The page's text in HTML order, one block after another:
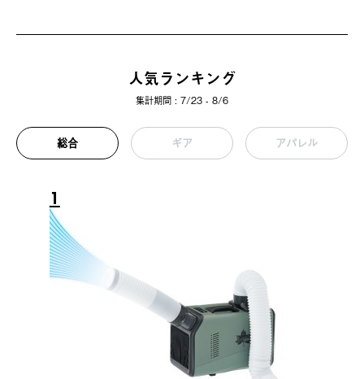
人気ランキング
集計期間 : 7/23 - 8/6
総合 ギア アパレル
1